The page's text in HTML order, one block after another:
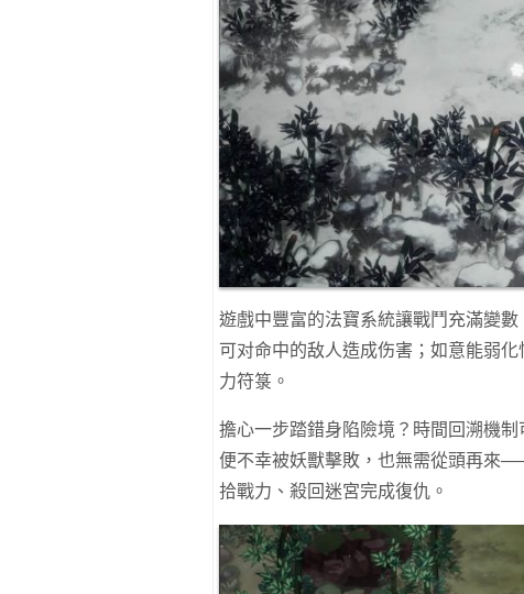
遊戲中豐富的法寶系統讓戰鬥充滿變
可对命中的敌人造成伤害；如意能弱
力符箓。
擔心一步踏錯身陷險境？時間回溯機
便不幸被妖獸擊敗，也無需從頭再來
拾戰力、殺回迷宮完成復仇。